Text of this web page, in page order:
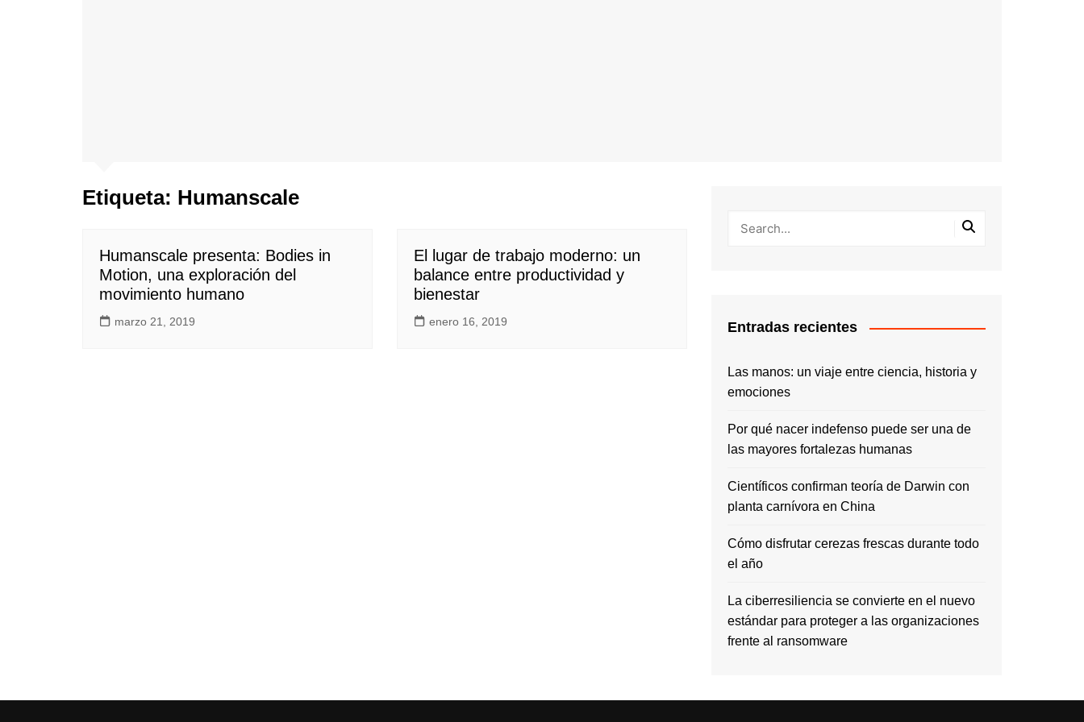
Etiqueta: Humanscale
Humanscale presenta: Bodies in
Motion, una exploración del
movimiento humano
marzo 21, 2019
El lugar de trabajo moderno: un
balance entre productividad y
bienestar
enero 16, 2019 Entradas recientes
Las manos: un viaje entre ciencia, historia y
emociones
Por qué nacer indefenso puede ser una de
las mayores fortalezas humanas
Científicos confirman teoría de Darwin con
planta carnívora en China
Cómo disfrutar cerezas frescas durante todo
el año
La ciberresiliencia se convierte en el nuevo
estándar para proteger a las organizaciones
frente al ransomware